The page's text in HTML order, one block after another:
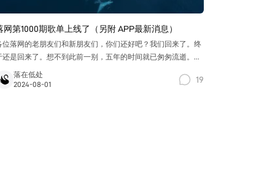
网第1000期歌单上线了（另附 APP最新消息）
位落网的老朋友们和新朋友们，你们还好吧？我们回来了。终
还是回来了。想不到此前一别，五年的时间就已匆匆流逝。这
年里，在生活、在情感、在岁月的变幻中，我们总会怀念，怀
当时不以为然的瞬间，造就的那时怅然若失的我们。
落在低处
2024-08-01
19